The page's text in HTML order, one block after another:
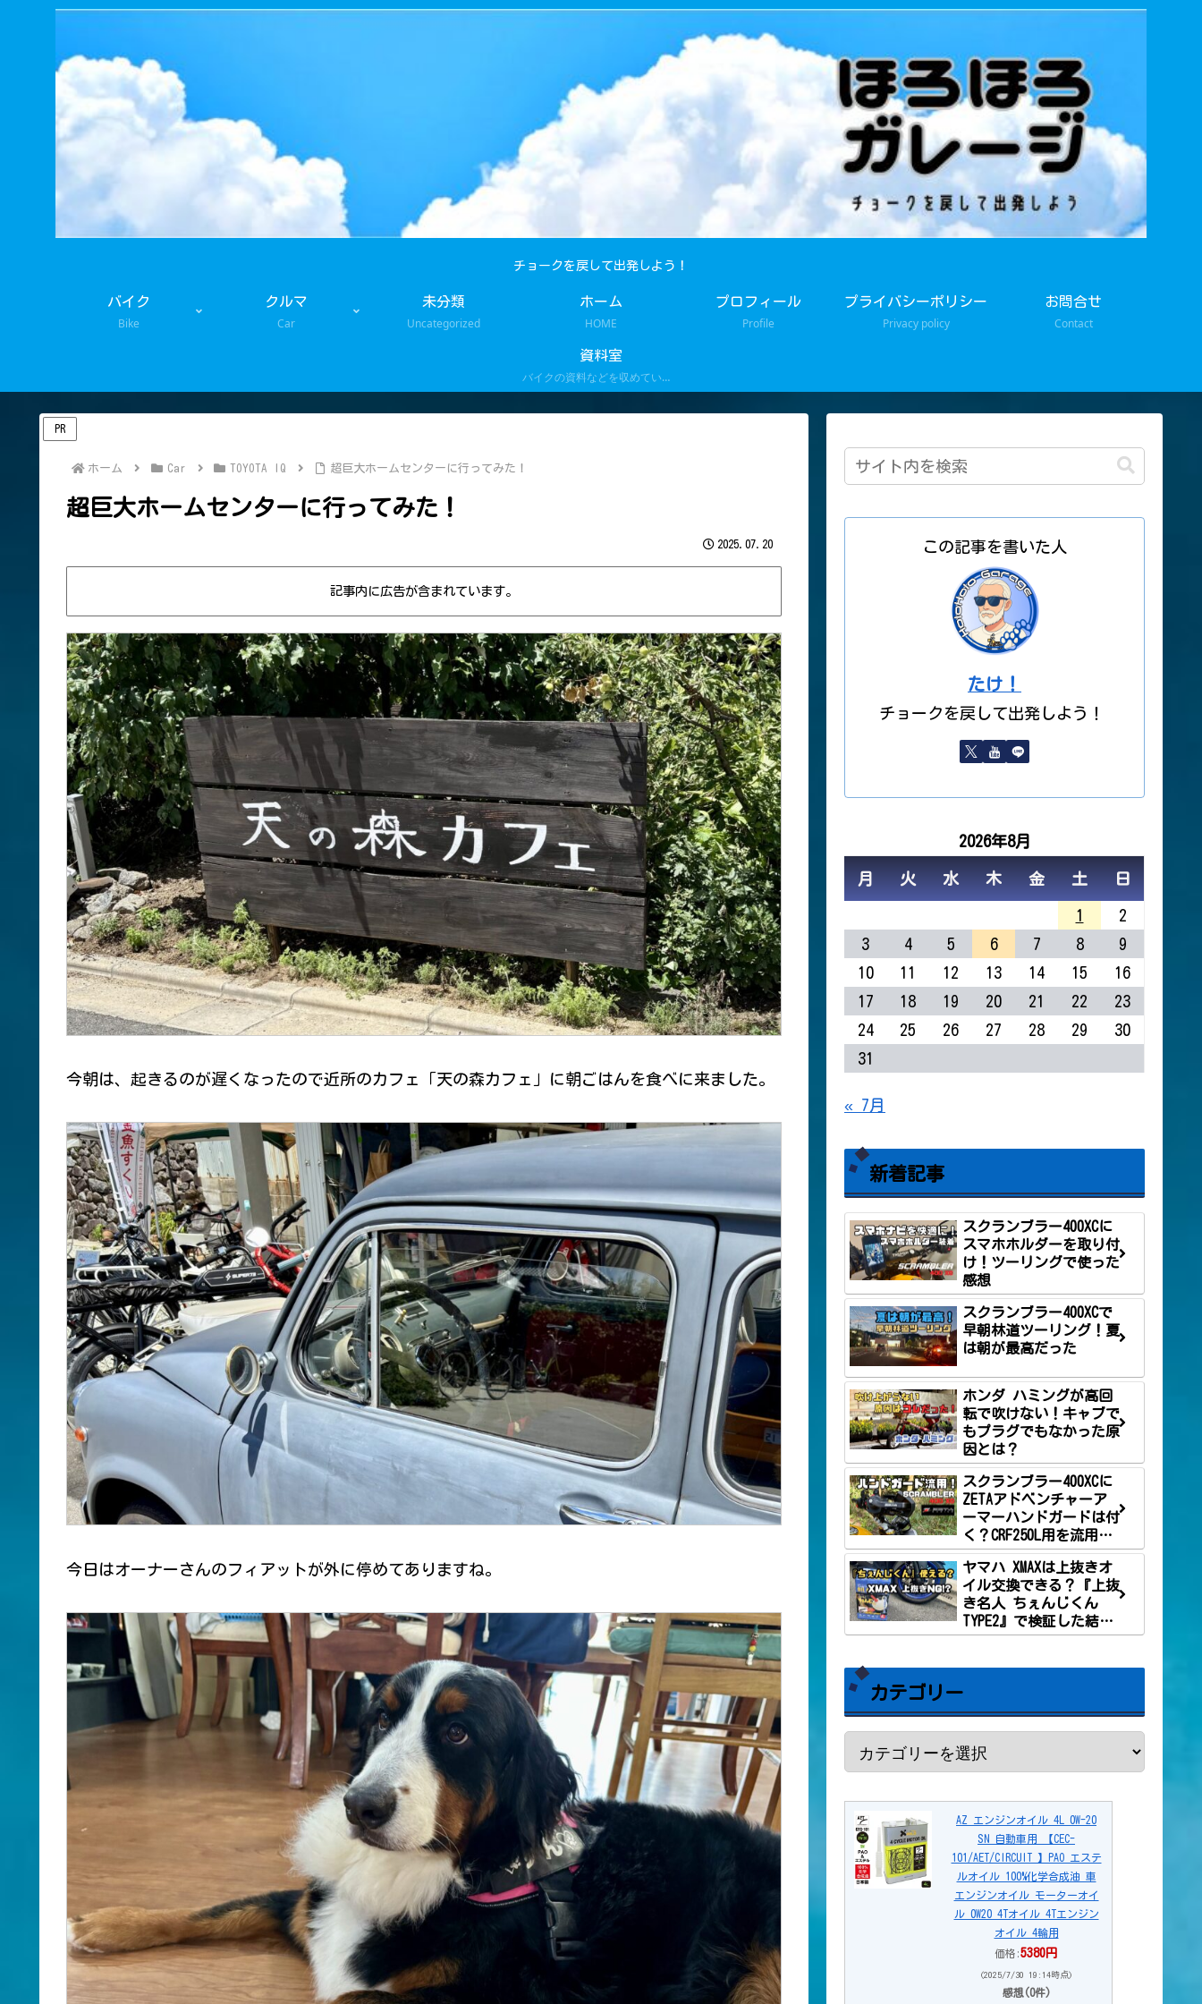
チョークを戻して出発しよう！
バイク
Bike
クルマ
Car
未分類
Uncategorized
ホーム
HOME
プロフィール
Profile
プライバシーポリシー
Privacy policy
お問合せ
Contact
資料室
バイクの資料などを収めています。
PR
ホーム Car TOYOTA IQ 超巨大ホームセンターに行ってみた！
超巨大ホームセンターに行ってみた！
2025.07.20
記事内に広告が含まれています。
今朝は、起きるのが遅くなったので近所のカフェ「天の森カフェ」に朝ごはんを食べに来ました。
今日はオーナーさんのフィアットが外に停めてありますね。
この記事を書いた人
たけ！
チョークを戻して出発しよう！
2026年8月
月 火 水 木 金 土 日
1
2
3
4 5 6 7 8
9
10
11 12 13 14 15
16
17
18 19 20 21 22
23
24
25 26 27 28 29
30
31
« 7月
新着記事
スクランブラー400XCに
スマホホルダーを取り付
け！ツーリングで使った
感想
スクランブラー400XCで
早朝林道ツーリング！夏
は朝が最高だった
ホンダ ハミングが高回
転で吹けない！キャブで
もプラグでもなかった原
因とは？
スクランブラー400XCに
ZETAアドベンチャーア
ーマーハンドガードは付
く？CRF250L用を流用し
て取り付け！
ヤマハ XMAXは上抜きオ
イル交換できる？『上抜
き名人 ちぇんじくん
TYPE2』で検証した結
果。
カテゴリー
AZ エンジンオイル 4L 0W-20
SN 自動車用 【CEC-
101/AET/CIRCUIT 】PAO エステ
ルオイル 100%化学合成油 車
エンジンオイル モーターオイ
ル 0W20 4Tオイル 4Tエンジン
オイル 4輪用
価格:5380円
(2025/7/30 19:14時点)
感想(0件)